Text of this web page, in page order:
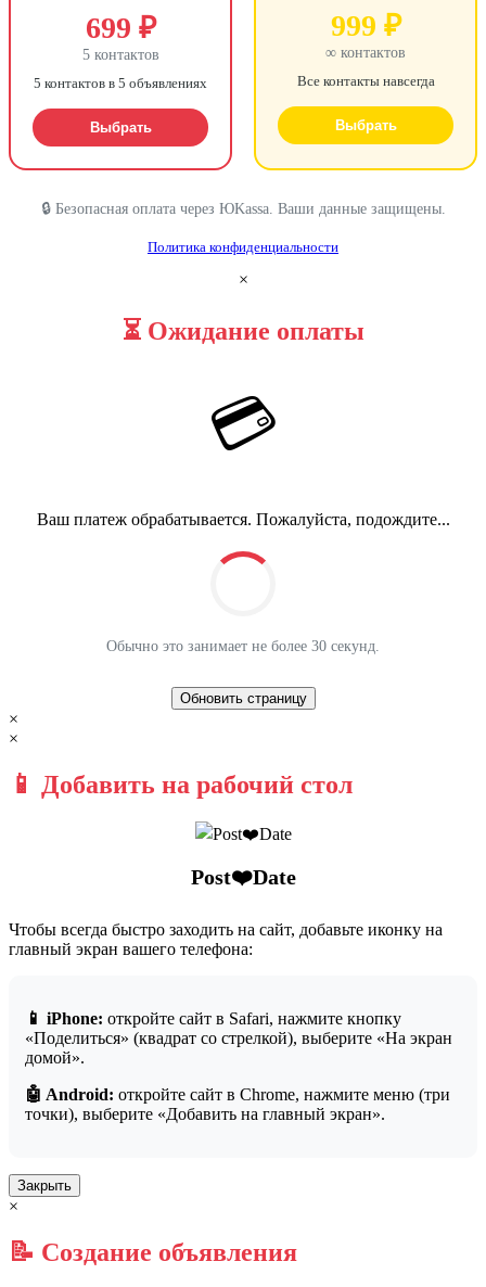
699 ₽
5 контактов
5 контактов в 5 объявлениях
Выбрать
999 ₽
∞ контактов
Все контакты навсегда
Выбрать
🔒 Безопасная оплата через ЮKassa. Ваши данные защищены.
Политика конфиденциальности
×
⏳ Ожидание оплаты
💳
Ваш платеж обрабатывается. Пожалуйста, подождите...
Обычно это занимает не более 30 секунд.
Обновить страницу
×
×
📱 Добавить на рабочий стол
Post❤️Date
Чтобы всегда быстро заходить на сайт, добавьте иконку на
главный экран вашего телефона:
📱 iPhone: откройте сайт в Safari, нажмите кнопку
«Поделиться» (квадрат со стрелкой), выберите «На экран
домой».
🤖 Android: откройте сайт в Chrome, нажмите меню (три
точки), выберите «Добавить на главный экран».
Закрыть
×
📝 Создание объявления